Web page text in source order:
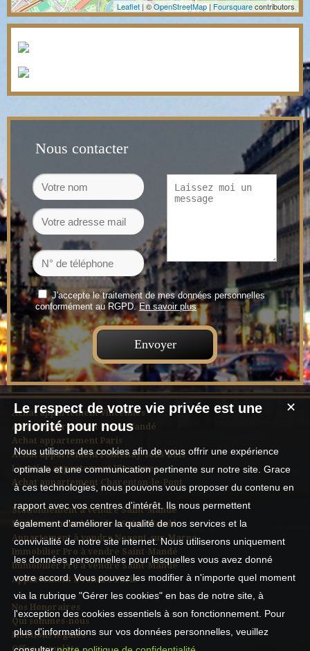
Leaflet| ©OpenStreetMap | Foursquarecontributors
Nous contacter
J'accepte le traitement de mes données personnelles
conformément au RGPD. En savoir plus
Achat appartement Vincennes
Achat appartement Saint-Mandé
Achat appartement Paris
Achat appartement Fontenay-sous-Bois
Location appartement Vincennes
Achat appartement Charenton-le-Pont
Stationnement à vendre Saint-Mandé
Stationnement à vendre Saint-Mandé
Appartement à vendre Nogent-sur-Marne
Immobilier Pro à vendre Saint-Mandé
Immobilier Pro à vendre Saint-Mandé
Appartement à vendre Paris
Nos Honoraires
Qui sommes-nous
Mentions légales
Offre complète
✕
Le respect de votre vie privée est une
priorité pour nous
Nous utilisons des cookies afin de vous offrir une expérience
optimale et une communication pertinente sur notre site. Grace
à ces technologies, nous pouvons vous proposer du contenu en
rapport avec vos centres d'intérêt. Ils nous permettent
également d'améliorer la qualité de nos services et la
convivialité de notre site internet. Nous utiliserons uniquement
les données personnelles pour lesquelles vous avez donné
votre accord. Vous pouvez les modifier à n'importe quel moment
via la rubrique "Gérer les cookies" en bas de notre site, à
l'exception des cookies essentiels à son fonctionnement. Pour
plus d'informations sur vos données personnelles, veuillez